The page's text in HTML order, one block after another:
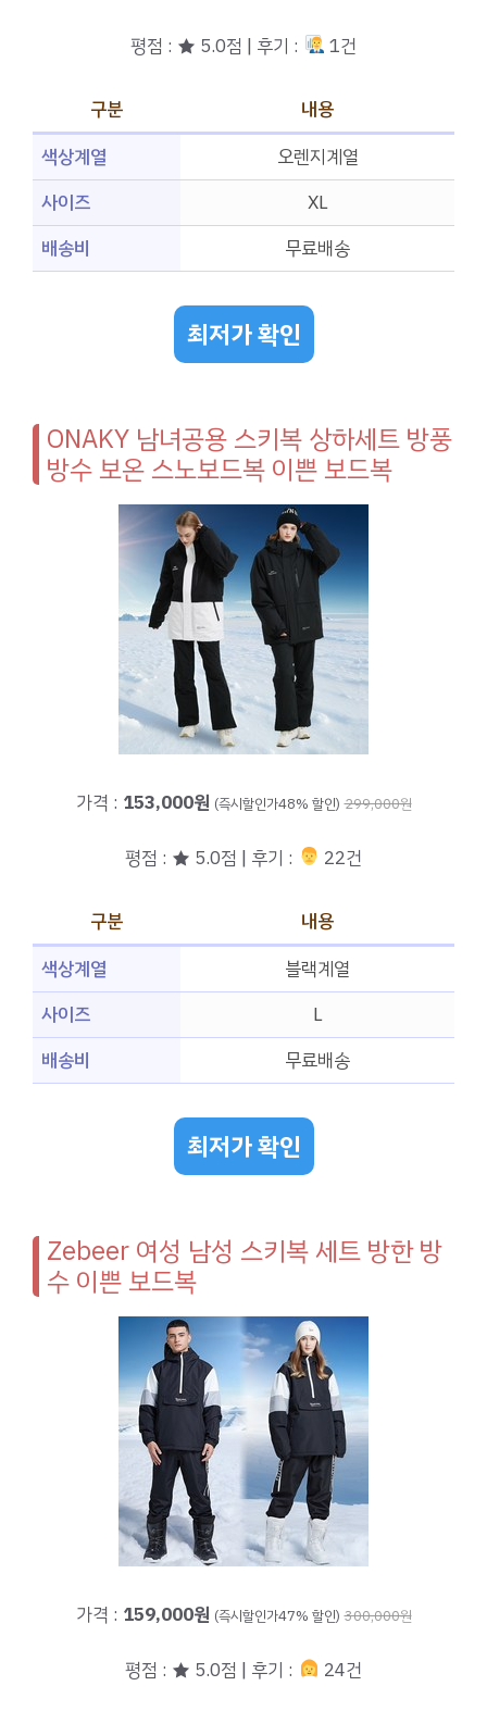
평점 : ★ 5.0점 | 후기 : 1건
구분
내용
색상계열
오렌지계열
사이즈
XL
배송비
무료배송
최저가 확인
ONAKY 남녀공용 스키복 상하세트 방풍
방수 보온 스노보드복 이쁜 보드복
가격 : 153,000원 (즉시할인가48% 할인) 299,000원
평점 : ★ 5.0점 | 후기 : ‍‍ 22건
구분
내용
색상계열
블랙계열
사이즈
L
배송비
무료배송
최저가 확인
Zebeer 여성 남성 스키복 세트 방한 방
수 이쁜 보드복
가격 : 159,000원 (즉시할인가47% 할인) 300,000원
평점 : ★ 5.0점 | 후기 : 24건